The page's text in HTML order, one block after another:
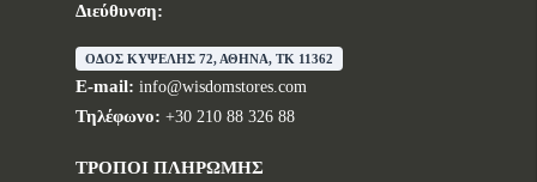
Διεύθυνση:
ΟΔΟΣ ΚΥΨΕΛΗΣ 72, ΑΘΗΝΑ, TK 11362
E-mail: info@wisdomstores.com
Τηλέφωνο: +30 210 88 326 88
ΤΡΟΠΟΙ ΠΛΗΡΩΜΗΣ